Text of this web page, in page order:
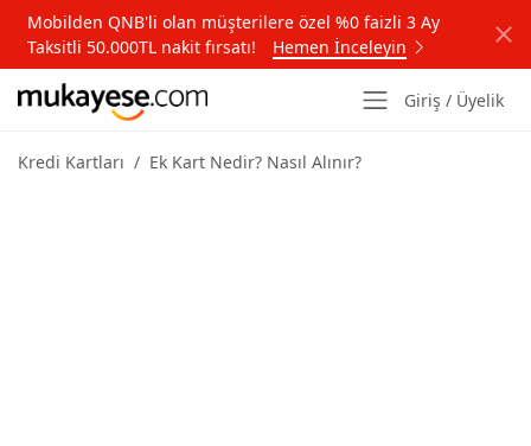
Mobilden QNB'li olan müşterilere özel %0 faizli 3 Ay
Taksitli 50.000TL nakit fırsatı!
Hemen İnceleyin
Giriş / Üyelik
Kredi Kartları Ek Kart Nedir? Nasıl Alınır?